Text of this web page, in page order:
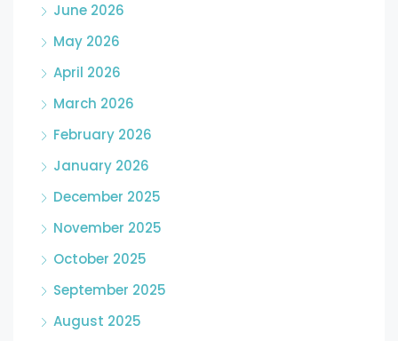
June 2026
May 2026
April 2026
March 2026
February 2026
January 2026
December 2025
November 2025
October 2025
September 2025
August 2025